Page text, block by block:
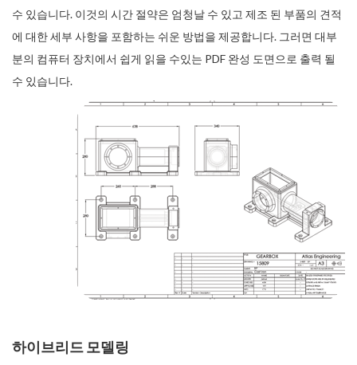
수 있습니다. 이것의 시간 절약은 엄청날 수 있고 제조 된 부품의 견적
에 대한 세부 사항을 포함하는 쉬운 방법을 제공합니다. 그러면 대부
분의 컴퓨터 장치에서 쉽게 읽을 수있는 PDF 완성 도면으로 출력 될
수 있습니다.
하이브리드 모델링